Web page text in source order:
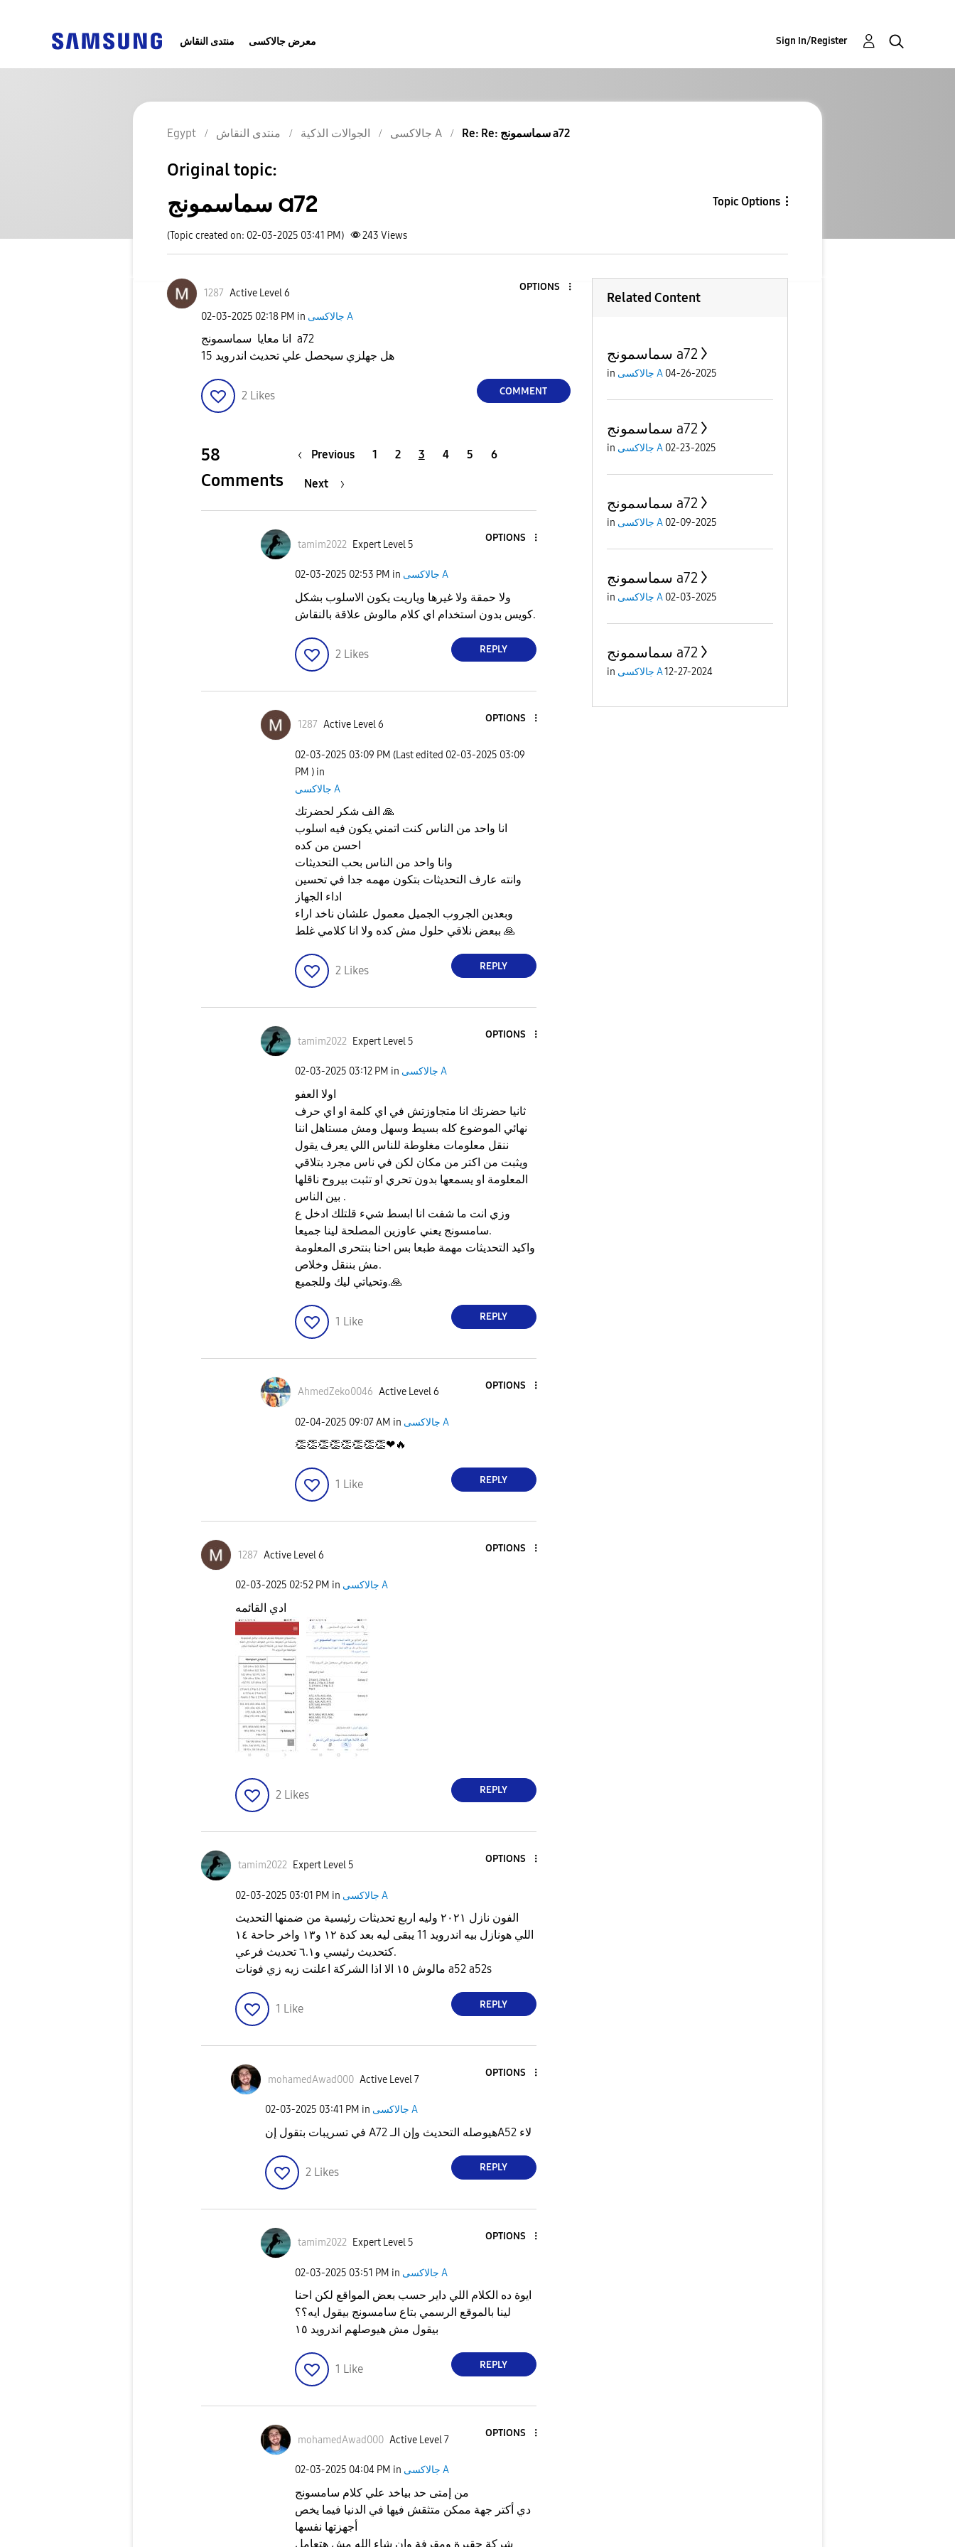
منتدى النقاش معرض جالاكسى Sign In/Register
Egypt منتدى النقاش الجوالات الذكية جالاكسى A Re: Re: سماسمونج a72
Original topic:
سماسمونج a72 Topic Options
(Topic created on: 02-03-2025 03:41 PM) 243 Views
1287 Active Level 6
OPTIONS
‎02-03-2025 02:18 PM in جالاكسى A
انا معايا سماسمونج a72
هل جهلزي سيحصل علي تحديث اندرويد 15
2 Likes COMMENT
58
Comments
Previous 1 2 3 4 5 6
Next
tamim2022 Expert Level 5
OPTIONS
‎02-03-2025 02:53 PM in جالاكسى A
ولا حمقة ولا غيرها وياريت يكون الاسلوب بشكل
كويس بدون استخدام اي كلام مالوش علاقة بالنقاش.
2 Likes REPLY
1287 Active Level 6
OPTIONS
‎02-03-2025 03:09 PM (Last edited ‎02-03-2025 03:09
PM ) in
جالاكسى A
🙏
انا واحد من الناس كنت اتمني يكون فيه اسلوب
احسن من كده
وانا واحد من الناس بحب التحديثات
وانته عارف التحديثات بتكون مهمه جدا في تحسين
اداء الجهاز
وبعدين الجروب الجميل معمول علشان ناخد اراء
🙏
2 Likes REPLY
tamim2022 Expert Level 5
OPTIONS
‎02-03-2025 03:12 PM in جالاكسى A
اولا العفو
ثانيا حضرتك انا متجاوزتش في اي كلمة او اي حرف
نهائي الموضوع كله بسيط وسهل ومش مستاهل اننا
ننقل معلومات مغلوطة للناس اللي يعرف يقول
ويثبت من اكتر من مكان لكن في ناس مجرد بتلاقي
المعلومة او يسمعها بدون تحري او تثبت بيروح ناقلها
بين الناس .
وزي انت ما شفت انا ابسط شيء قلتلك ادخل ع
سامسونج يعني عاوزين المصلحة لينا جميعا.
واكيد التحديثات مهمة طبعا بس احنا بنتحرى المعلومة
مش بننقل وخلاص.
وتحياتي ليك وللجميع.🙏
1 Like REPLY
AhmedZeko0046 Active Level 6
OPTIONS
‎02-04-2025 09:07 AM in جالاكسى A
👏👏👏👏👏👏👏👏❤🔥
1 Like REPLY
1287 Active Level 6
OPTIONS
‎02-03-2025 02:52 PM in جالاكسى A
ادي القائمه
2 Likes REPLY
tamim2022 Expert Level 5
OPTIONS
‎02-03-2025 03:01 PM in جالاكسى A
الفون نازل ٢٠٢١ وليه اربع تحديثات رئيسية من ضمنها التحديث
اللي هونازل بيه اندرويد 11 يبقى ليه بعد كدة ١٢ و١٣ واخر حاحة ١٤
كتحديث رئيسي و٦.١ تحديث فرعي.
مالوش ١٥ الا اذا الشركة اعلنت زيه زي فونات a52 a52s
1 Like REPLY
mohamedAwad000 Active Level 7
OPTIONS
‎02-03-2025 03:41 PM in جالاكسى A
في تسريبات بتقول إن A72 هيوصله التحديث وإن الـA52 لاء
2 Likes REPLY
tamim2022 Expert Level 5
OPTIONS
‎02-03-2025 03:51 PM in جالاكسى A
ايوة ده الكلام اللي داير حسب بعض المواقع لكن احنا
لينا بالموقع الرسمي بتاع سامسونج بيقول ايه؟؟
بيقول مش هيوصلهم اندرويد ١٥
1 Like REPLY
mohamedAwad000 Active Level 7
OPTIONS
‎02-03-2025 04:04 PM in جالاكسى A
من إمتى حد بياخد علي كلام سامسونج
دي أكتر جهة ممكن متثقش فيها في الدنيا فيما يخص
أجهزتها نفسها
شركة حقيرة ومقرفة وإن شاء الله مش هتعامل
Related Content
سماسمونج a72
in جالاكسى A 04-26-2025
سماسمونج a72
in جالاكسى A 02-23-2025
سماسمونج a72
in جالاكسى A 02-09-2025
سماسمونج a72
in جالاكسى A 02-03-2025
سماسمونج a72
in جالاكسى A12-27-2024